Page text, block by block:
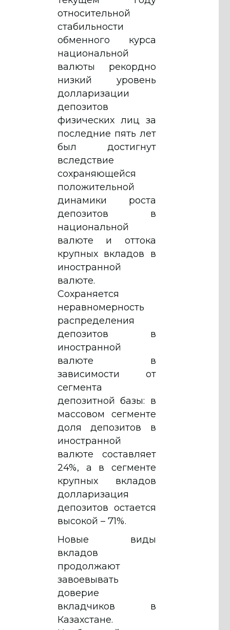
относительной
стабильности
обменного курса
национальной
валюты рекордно
низкий уровень
долларизации
депозитов
физических лиц за
последние пять лет
был достигнут
вследствие
сохраняющейся
положительной
динамики роста
депозитов в
национальной
валюте и оттока
крупных вкладов в
иностранной
валюте.
Cохраняется
неравномерность
распределения
депозитов в
иностранной
валюте в
зависимости от
сегмента
депозитной базы: в
массовом сегменте
доля депозитов в
иностранной
валюте составляет
24%, а в сегменте
крупных вкладов
долларизация
депозитов остается
высокой – 71%.
Новые виды
вкладов
продолжают
завоевывать
доверие
вкладчиков в
Казахстане.